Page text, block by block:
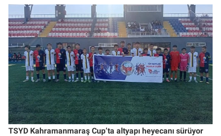
TSYD Kahramanmaraş Cup’ta altyapı heyecanı sürüyor